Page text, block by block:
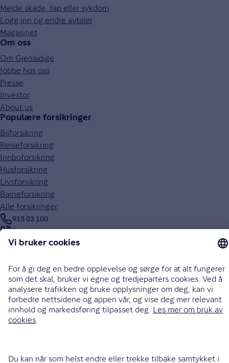
Melde skade, tap eller sykdom
Logg inn og endre avtaler
Magasinet
Om oss
Om Gjensidige
Jobbe hos oss
Presse
Investor
About us
Populære forsikringer
Bilforsikring
Reiseforsikring
Innboforsikring
Husforsikring
Livsforsikring
Barneforsikring
Alle forsikringer
915 03 100
Bli oppringt
Instagram
Facebook
Endre cookieinnstillinger
Informasjonskapsler (cookies)
Personvern og sikkerhet
Finansportalen.no